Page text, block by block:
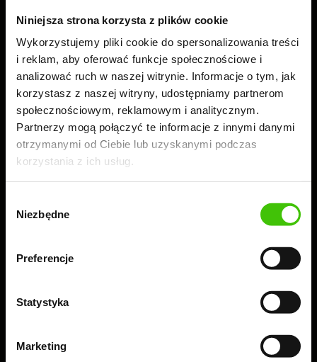
Niniejsza strona korzysta z plików cookie
Wykorzystujemy pliki cookie do spersonalizowania treści
i reklam, aby oferować funkcje społecznościowe i
analizować ruch w naszej witrynie. Informacje o tym, jak
korzystasz z naszej witryny, udostępniamy partnerom
społecznościowym, reklamowym i analitycznym.
Partnerzy mogą połączyć te informacje z innymi danymi
otrzymanymi od Ciebie lub uzyskanymi podczas
korzystania z ich usług.
zgody
Niezbędne
Preferencje
Statystyka
Marketing
KOMPLEKS BIUROWY
WIDOCZNI
60-189 Poznań
ul. Złotowska 41